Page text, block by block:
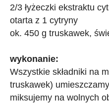
2/3 łyżeczki ekstraktu
otarta z 1 cytryny
ok. 450 g truskawek,
wykonanie:
Wszystkie składniki na
truskawek)
miksujemy na wolnych